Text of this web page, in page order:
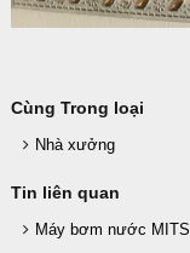
Cùng Trong loại
Nhà xưởng
Tin liên quan
Máy bơm nước